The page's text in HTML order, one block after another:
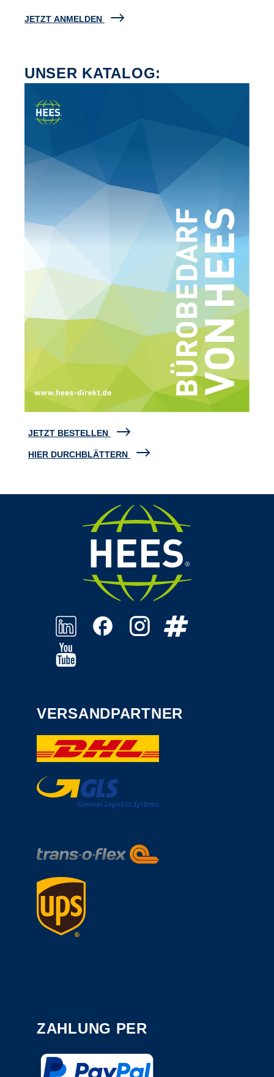
JETZT ANMELDEN
UNSER KATALOG:
JETZT BESTELLEN
HIER DURCHBLÄTTERN
VERSANDPARTNER
ZAHLUNG PER